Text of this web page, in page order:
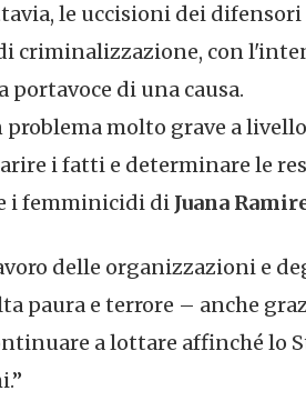
le uccisioni dei
criminalizzazione, con
di una causa.
molto grave a
i fatti e determinare le
i femminicidi di Juana
delle organizzazioni e
paura e terrore – anche
a lottare affinché lo